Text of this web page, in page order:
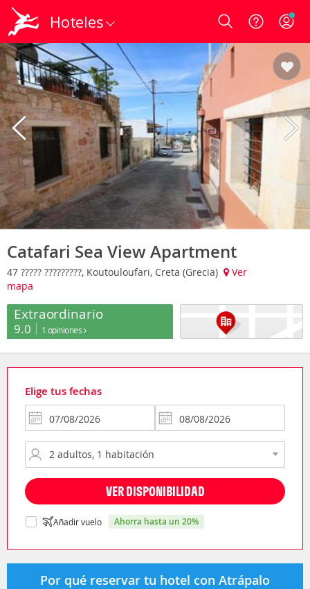
Hoteles Login
Catafari Sea View Apartment
47 ????? ?????????, Koutouloufari, Creta (Grecia)
Ver
mapa
Extraordinario
9.0 1 opiniones
Elige tus fechas
VER DISPONIBILIDAD
Añadir vuelo ahorra hasta un 20%
Por qué reservar tu hotel con Atrápalo